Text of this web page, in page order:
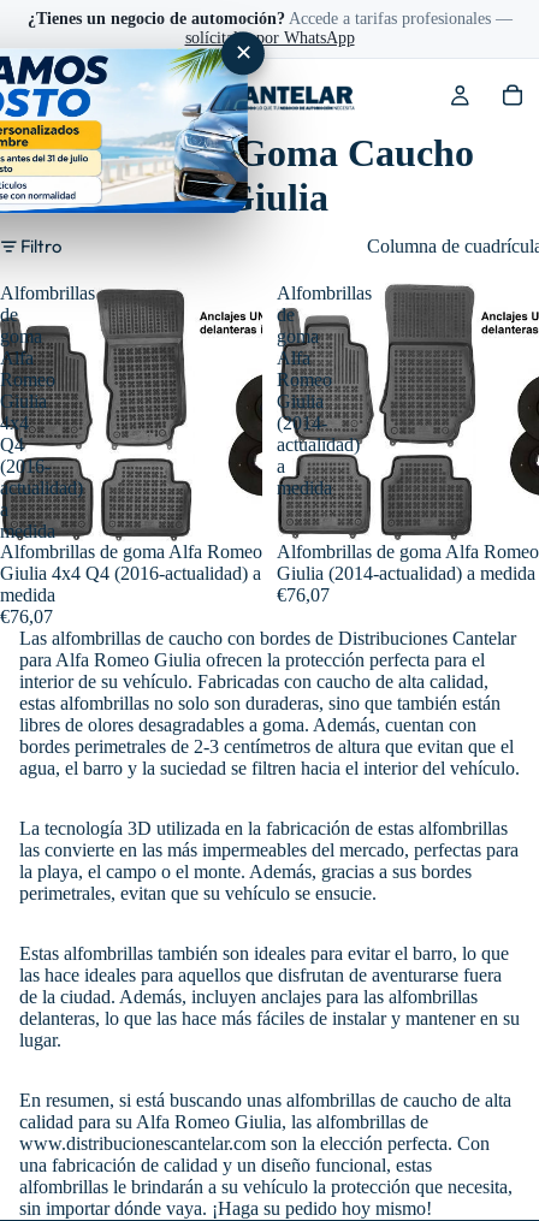
¿Tienes un negocio de automoción?Accede a tarifas profesionales —
solícitalas por WhatsApp
✕
Alfombrillas Goma Caucho
Alfa Romeo Giulia
Filtro Columna de
Alfombrillas
de
goma
Alfa
Romeo
Giulia
4x4
Q4
(2016-
actualidad)
a
medida
Alfombrillas de goma Alfa Romeo
Giulia 4x4 Q4 (2016-actualidad) a
medida
€76,07
Alfombrillas
de
goma
Alfa
Romeo
Giulia
(2014-
actualidad)
a
medida
Alfombrillas de goma Alfa Romeo
Giulia (2014-actualidad) a medida
€76,07
Las alfombrillas de caucho con bordes de Distribuciones Cantelar
para Alfa Romeo Giulia ofrecen la protección perfecta para el
interior de su vehículo. Fabricadas con caucho de alta calidad,
estas alfombrillas no solo son duraderas, sino que también están
libres de olores desagradables a goma. Además, cuentan con
bordes perimetrales de 2-3 centímetros de altura que evitan que el
agua, el barro y la suciedad se filtren hacia el interior del vehículo.
La tecnología 3D utilizada en la fabricación de estas alfombrillas
las convierte en las más impermeables del mercado, perfectas para
la playa, el campo o el monte. Además, gracias a sus bordes
perimetrales, evitan que su vehículo se ensucie.
Estas alfombrillas también son ideales para evitar el barro, lo que
las hace ideales para aquellos que disfrutan de aventurarse fuera
de la ciudad. Además, incluyen anclajes para las alfombrillas
delanteras, lo que las hace más fáciles de instalar y mantener en su
lugar.
En resumen, si está buscando unas alfombrillas de caucho de alta
calidad para su Alfa Romeo Giulia, las alfombrillas de
www.distribucionescantelar.com son la elección perfecta. Con
una fabricación de calidad y un diseño funcional, estas
alfombrillas le brindarán a su vehículo la protección que necesita,
sin importar dónde vaya. ¡Haga su pedido hoy mismo!